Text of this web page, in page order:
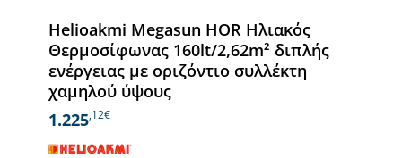
Helioakmi Megasun HOR Ηλιακός
Θερμοσίφωνας 160lt/2,62m² διπλής
ενέργειας με οριζόντιο συλλέκτη
χαμηλού ύψους
1.225,12€